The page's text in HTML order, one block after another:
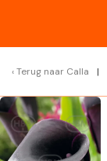
Terug naar Calla